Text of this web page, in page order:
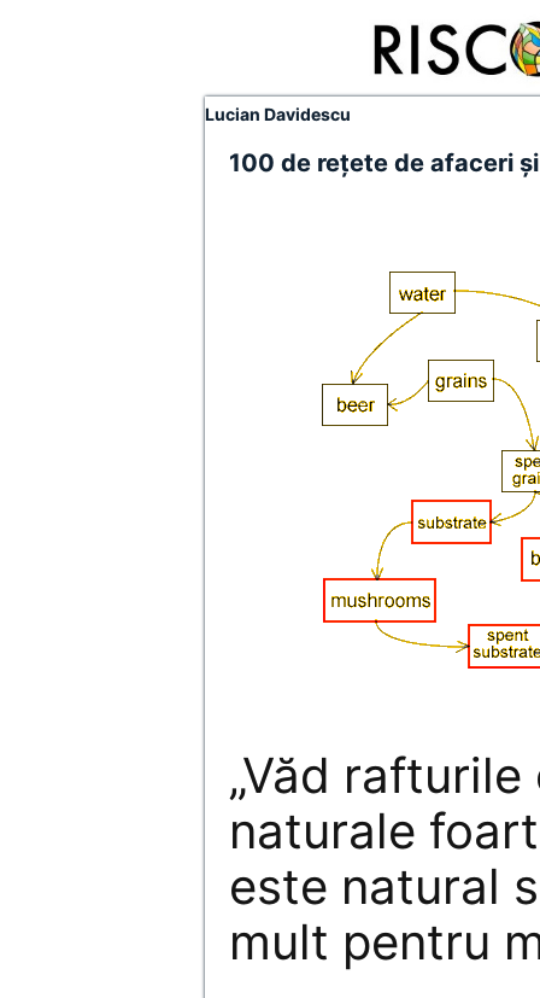
Lucian Davidescu
100 de reţete de afaceri
„Văd
naturale
este natural
mult pentru